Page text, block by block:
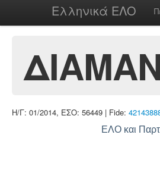
Ελληνικά ΕΛΟ
Η/Γ: 01/2014, ΕΣΟ: 56449 | Fide:
ΕΛΟ και